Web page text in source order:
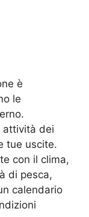
è
le
attività dei
tue uscite.
con il clima,
di pesca,
calendario